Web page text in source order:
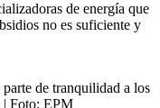
de energía que
no es suficiente y
de tranquilidad a los
| Foto: EPM